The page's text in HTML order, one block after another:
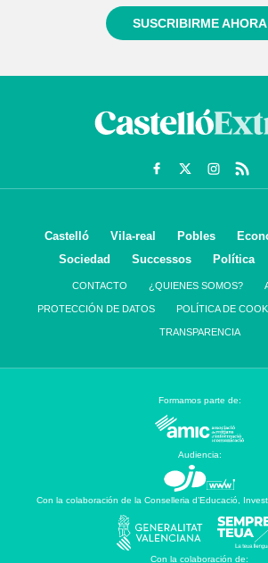
SUSCRIBIRME AHORA
Castelló Vila-real Pobles
Sociedad
Successos Política
CONTACTO ¿QUIENES SOMOS?
PROTECCIÓN DE DATOS POLÍTICA DE
TRANSPARENCIA
Formamos parte de:
Audiencia:
Con la colaboración de la Conselleria d’Educació,
Con la colaboración de: